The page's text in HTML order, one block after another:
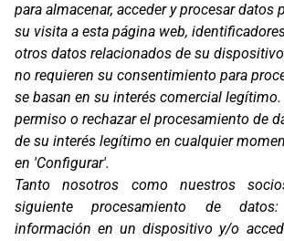
Gavà (Barcelona)
para almacenar, acceder y procesar datos
su visita a esta página web,
otros datos relacionados de su
no requieren su consentimiento para
se basan en su interés comercial legítimo.
permiso o rechazar el procesamiento de
de su interés legítimo en cualquier
en 'Configurar'.
Tanto nosotros como nuestros
siguiente procesamiento de
información en un dispositivo y/o